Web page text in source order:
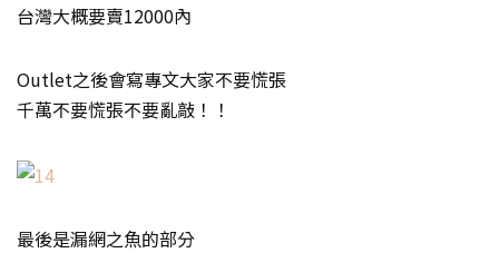
台灣大概要賣12000內
Outlet之後會寫專文大家不要慌張
千萬不要慌張不要亂敲！！
最後是漏網之魚的部分